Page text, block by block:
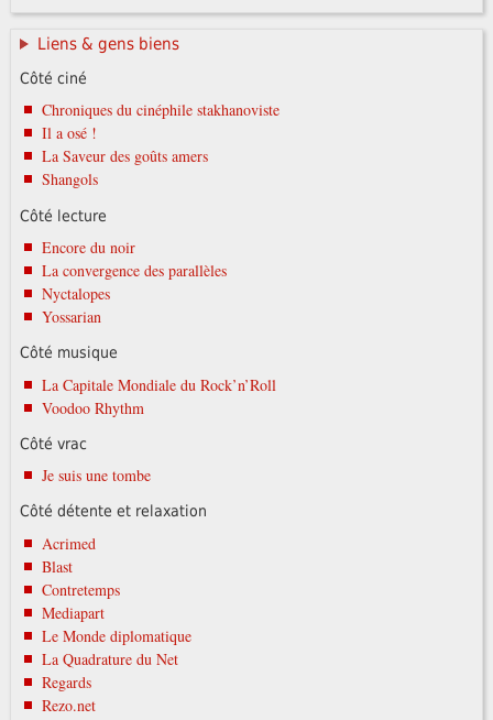
Liens & gens biens
Côté ciné
Chroniques du cinéphile stakhanoviste
Il a osé !
La Saveur des goûts amers
Shangols
Côté lecture
Encore du noir
La convergence des parallèles
Nyctalopes
Yossarian
Côté musique
La Capitale Mondiale du Rock’n’Roll
Voodoo Rhythm
Côté vrac
Je suis une tombe
Côté détente et relaxation
Acrimed
Blast
Contretemps
Mediapart
Le Monde diplomatique
La Quadrature du Net
Regards
Rezo.net